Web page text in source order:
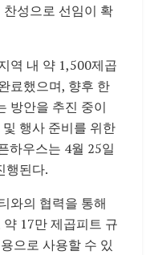
성으로 선임이 확
역 내 약 1,500제곱
료했으며, 향후 한
방안을 추진 중이
행사 준비를 위한
하우스는 4월 25일
행된다.
와의 협력을 통해
17만 제곱피트 규
으로 사용할 수 있